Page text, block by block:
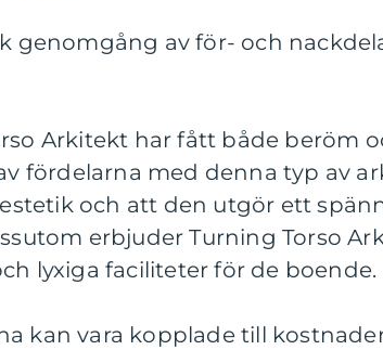
genomgång av för- och
Arkitekt har fått både beröm
fördelarna med denna typ av
och att den utgör ett
erbjuder Turning Torso
lyxiga faciliteter för de boende.
kan vara kopplade till